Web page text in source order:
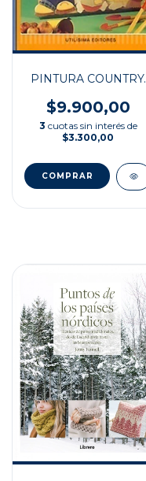
PINTURA COUNTRY.
$9.900,00
3 cuotas sin interés de
$3.300,00